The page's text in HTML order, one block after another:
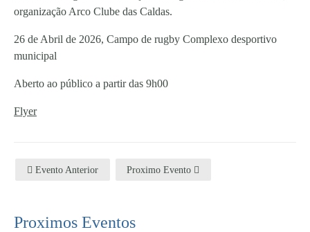
organização Arco Clube das Caldas.
26 de Abril de 2026, Campo de rugby Complexo desportivo
municipal
Aberto ao público a partir das 9h00
Flyer
Evento Anterior Proximo Evento
Proximos Eventos